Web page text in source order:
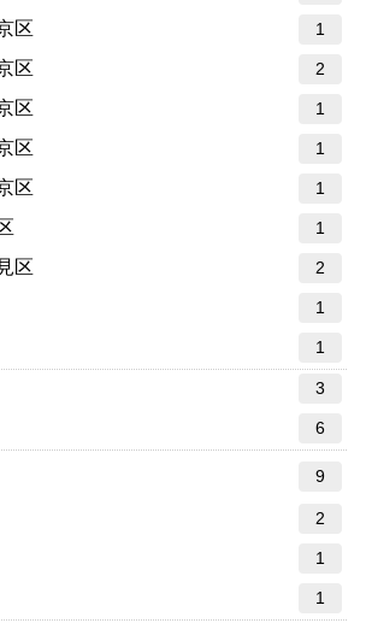
区 1
区 2
区 1
区 1
区 1
1
区 2
1
1
3
6
9
2
1
1